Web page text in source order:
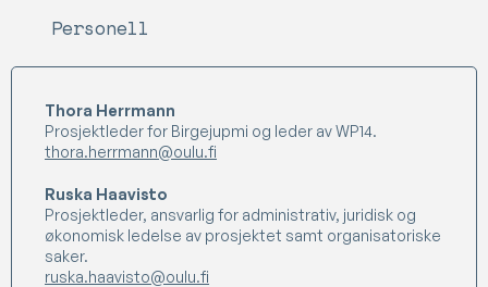
Personell
Thora Herrmann
Prosjektleder for Birgejupmi og leder av WP14.
thora.herrmann@oulu.fi
Ruska Haavisto
Prosjektleder, ansvarlig for administrativ, juridisk og
økonomisk ledelse av prosjektet samt organisatoriske
saker.
ruska.haavisto@oulu.fi